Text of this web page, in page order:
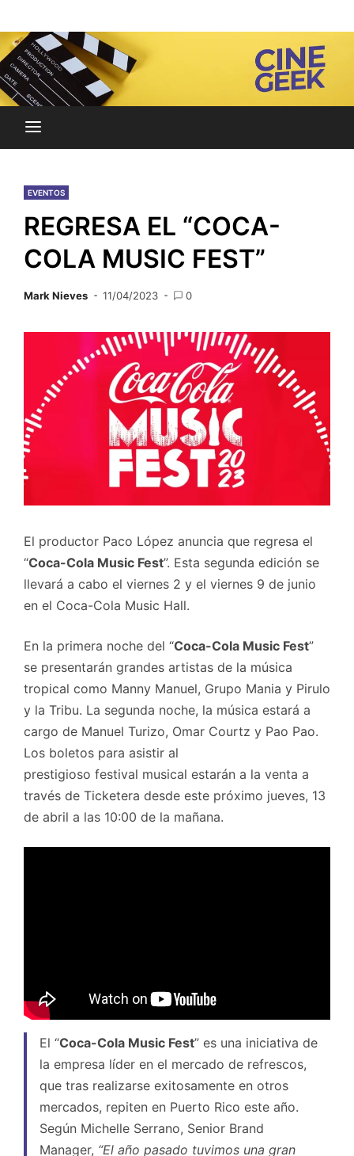
to
contentCine Geek
EVENTOS
REGRESA EL “COCA-
COLA MUSIC FEST”
Mark Nieves 11/04/2023 0
El productor Paco López anuncia que regresa el
“Coca-Cola Music Fest”. Esta segunda edición se
llevará a cabo el viernes 2 y el viernes 9 de junio
en el Coca-Cola Music Hall.
En la primera noche del “Coca-Cola Music Fest”
se presentarán grandes artistas de la música
tropical como Manny Manuel, Grupo Mania y Pirulo
y la Tribu. La segunda noche, la música estará a
cargo de Manuel Turizo, Omar Courtz y Pao Pao.
Los boletos para asistir al
prestigioso festival musical estarán a la venta a
través de Ticketera desde este próximo jueves, 13
de abril a las 10:00 de la mañana.
El “Coca-Cola Music Fest” es una iniciativa de
la empresa líder en el mercado de refrescos,
que tras realizarse exitosamente en otros
mercados, repiten en Puerto Rico este año.
Según Michelle Serrano, Senior Brand
Manager, “El año pasado tuvimos una gran